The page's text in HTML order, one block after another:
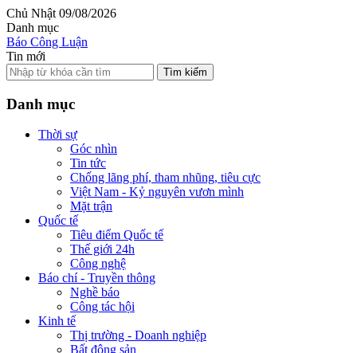
Chủ Nhật 09/08/2026
Danh mục
Báo Công Luận
Tin mới
Tìm kiếm
Danh mục
Thời sự
Góc nhìn
Tin tức
Chống lãng phí, tham nhũng, tiêu cực
Việt Nam - Kỷ nguyên vươn mình
Mặt trận
Quốc tế
Tiêu điểm Quốc tế
Thế giới 24h
Công nghệ
Báo chí - Truyền thông
Nghề báo
Công tác hội
Kinh tế
Thị trường - Doanh nghiệp
Bất động sản